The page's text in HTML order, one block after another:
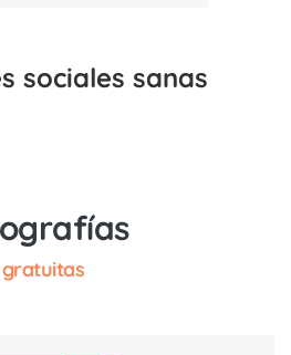
sociales sanas
gratuitas